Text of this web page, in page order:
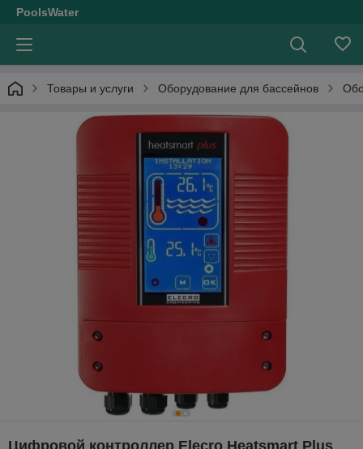
PoolsWater
Товары и услуги Оборудование для бассейнов
Цифровой контроллер Elecro Heatsmart Plus